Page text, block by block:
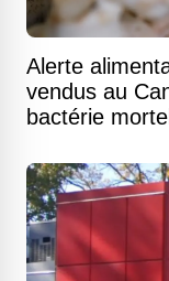
Alerte
vendus au
bactérie